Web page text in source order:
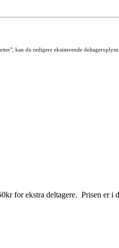
kan du redigere eksisterende
for ekstra deltagere. Prisen er i